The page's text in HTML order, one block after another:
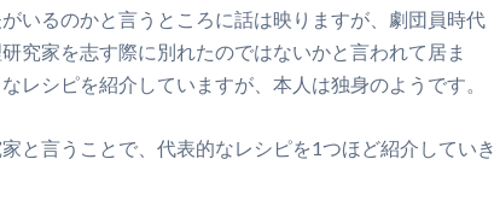
いるのかと言うところに話は映りますが、劇団員時代
究家を志す際に別れたのではないかと言われて居ま
レシピを紹介していますが、本人は独身のようです。
と言うことで、代表的なレシピを1つほど紹介していき